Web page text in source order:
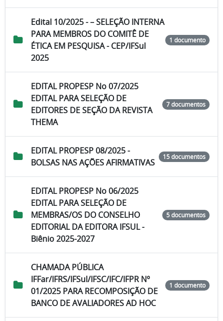
Edital 10/2025 - – SELEÇÃO INTERNA
PARA MEMBROS DO COMITÊ DE
ÉTICA EM PESQUISA - CEP/IFSul
2025
1 documento
EDITAL PROPESP No 07/2025
EDITAL PARA SELEÇÃO DE
EDITORES DE SEÇÃO DA REVISTA
THEMA
7 documentos
EDITAL PROPESP 08/2025 -
BOLSAS NAS AÇÕES AFIRMATIVAS
15 documentos
EDITAL PROPESP No 06/2025
EDITAL PARA SELEÇÃO DE
MEMBRAS/OS DO CONSELHO
EDITORIAL DA EDITORA IFSUL -
Biênio 2025-2027
5 documentos
CHAMADA PÚBLICA
IFFar/IFRS/IFSul/IFSC/IFC/IFPR Nº
01/2025 PARA RECOMPOSIÇÃO DE
BANCO DE AVALIADORES AD HOC
1 documento